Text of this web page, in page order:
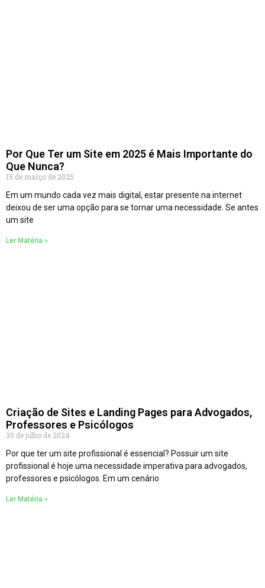
Por Que Ter um Site em 2025 é Mais Importante do
Que Nunca?
15 de março de 2025
Em um mundo cada vez mais digital, estar presente na internet
deixou de ser uma opção para se tornar uma necessidade. Se antes
um site
Ler Matéria »
Criação de Sites e Landing Pages para Advogados,
Professores e Psicólogos
30 de julho de 2024
Por que ter um site profissional é essencial? Possuir um site
profissional é hoje uma necessidade imperativa para advogados,
professores e psicólogos. Em um cenário
Ler Matéria »